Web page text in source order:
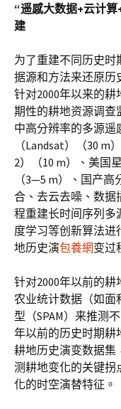
“遥感大数据+云计
建
为了重建不同历史
据源和方法来还原历
针对2000年以来的
期性的耕地资源调查
中高分辨率的多源遥
（Landsat）（30 m
2）（10 m）、美国
（3—5 m）、国产
合、去云去噪、数据
程重建长时间序列多
度学习等创新算法进
地历史演包養網变过
针对2000年以前的
农业统计数据（如面
型（SPAM）来推测
年以前的历史时期耕
耕地历史演变数据集
测耕地变化的关键拐
化的时空演替特征。